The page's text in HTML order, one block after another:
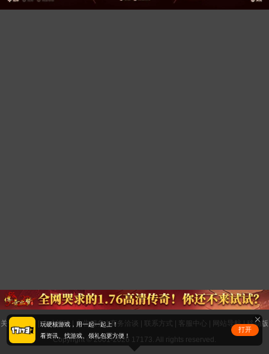
关于17173 |人才招聘 广告服务|商务洽谈 联系方式 客服中心 网站导航|移动版
Copyright © 2001-2026 17173. All rights reserved.
玩硬核游戏，用一起一起上！
看资讯、找游戏、领礼包更方便！
打开